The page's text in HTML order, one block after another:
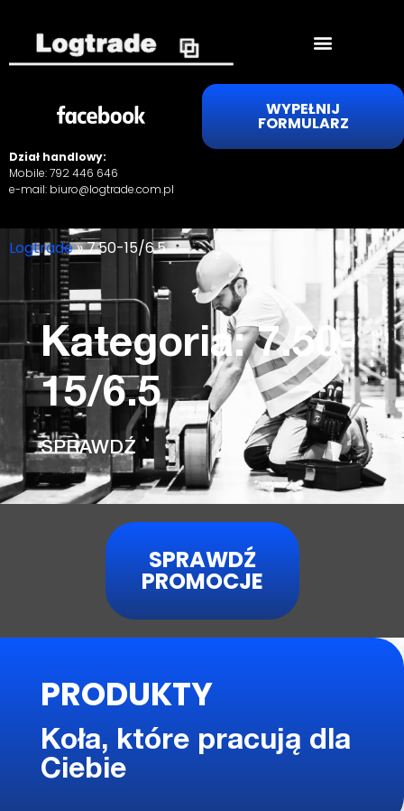
WYPEŁNIJ
FORMULARZ
Dział handlowy:
Mobile:792 446 646
e-mail: biuro@logtrade.com.pl
Logtrade»7.50-15/6.5
Kategoria: 7.50-
15/6.5
SPRAWDŹ
SPRAWDŹ
PROMOCJE
PRODUKTY
Koła, które pracują dla
Ciebie